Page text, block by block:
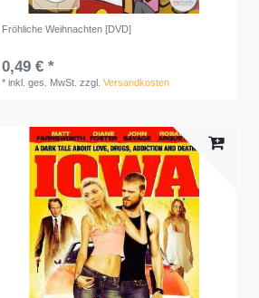
Fröhliche Weihnachten [DVD]
0,49 € *
*inkl. ges. MwSt. zzgl.Versandkosten